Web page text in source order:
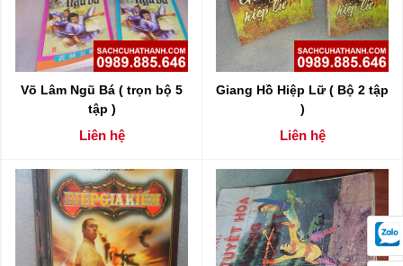
Võ Lâm Ngũ Bá ( trọn bộ 5
tập )
Liên hệ
Giang Hồ Hiệp Lữ ( Bộ 2 tập
)
Liên hệ